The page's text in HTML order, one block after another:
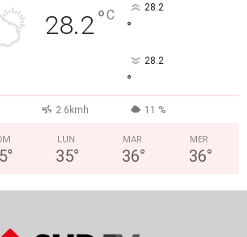
28.2°C 28.2
°
28.2
°
2.6kmh 11 %
°
LUN
35°
MAR
36°
MER
36°